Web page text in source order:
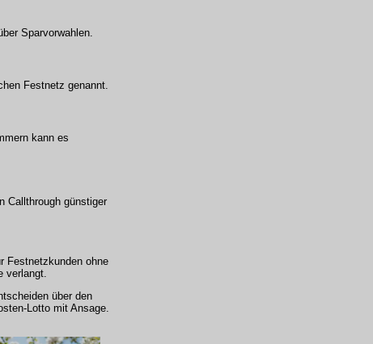
Sparvorwahlen.
Festnetz genannt.
kann es
Callthrough günstiger
Festnetzkunden ohne
verlangt.
über den
Lotto mit Ansage.